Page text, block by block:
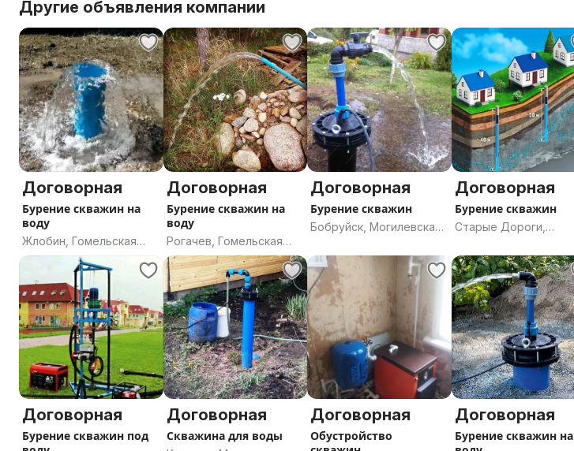
Другие объявления компании
Договорная
Бурение скважин на
воду
Жлобин, Гомельская
область
Договорная
Бурение скважин на
воду
Рогачев, Гомельская
область
Договорная
Бурение скважин
Бобруйск, Могилевская
Договорная
Бурение скважин
Старые Дороги,
Договорная
Бурение скважин под
Договорная
Скважина для воды
Договорная
Обустройство
Договорная
Бурение скважин на